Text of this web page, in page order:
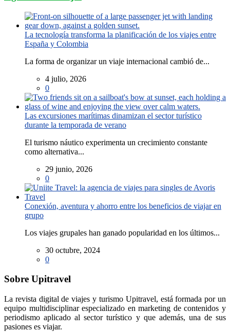
La tecnología transforma la planificación de los viajes entre
España y Colombia
La forma de organizar un viaje internacional cambió de...
4 julio, 2026
0
Las excursiones marítimas dinamizan el sector turístico
durante la temporada de verano
El turismo náutico experimenta un crecimiento constante
como alternativa...
29 junio, 2026
0
Conexión, aventura y ahorro entre los beneficios de viajar en
grupo
Los viajes grupales han ganado popularidad en los últimos...
30 octubre, 2024
0
Sobre Upitravel
La revista digital de viajes y turismo Upitravel, está formada por un
equipo multidisciplinar especializado en marketing de contenidos y
periodismo aplicado al sector turístico y que además, una de sus
pasiones es viajar.